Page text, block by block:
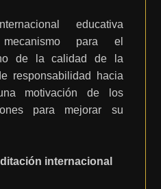
educativa
para el
de la calidad de la
responsabilidad hacia
motivación de los
para mejorar su
internacional